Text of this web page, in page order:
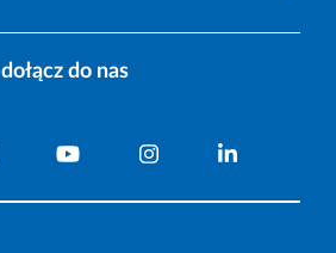
dołącz do nas